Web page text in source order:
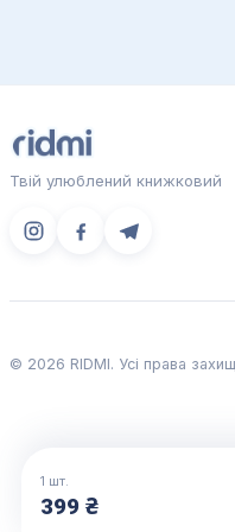
1 шт.
399 ₴
Твій улюблений книжковий
© 2026 RIDMI. Усі права